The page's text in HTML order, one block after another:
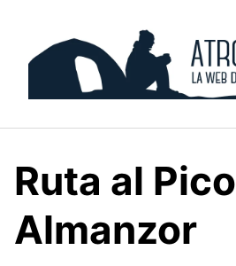
content
Ruta al Pico
Almanzor